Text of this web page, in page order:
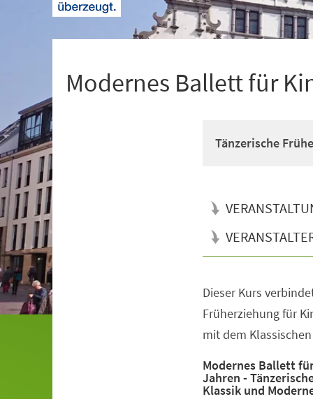
Modernes Ballett für
Tänzerische
Dieser Kurs
Früherziehung für
mit dem
Modernes Ballett
Jahren -
Klassik und